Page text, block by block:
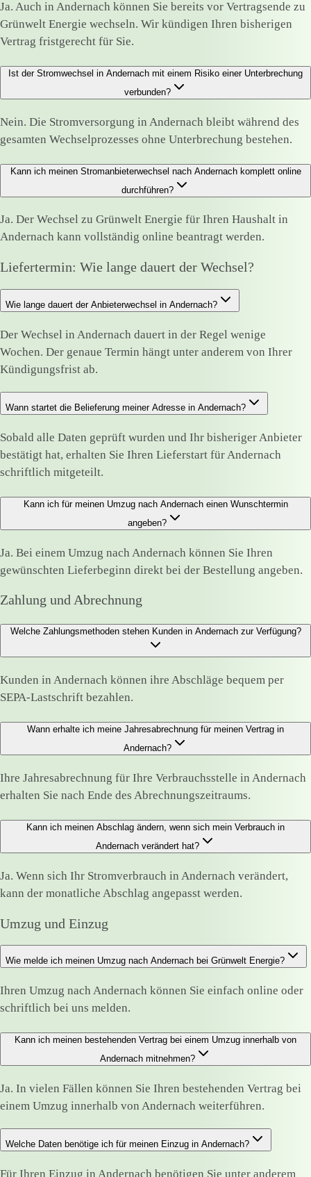
Ja. Auch in Andernach können Sie bereits vor Vertragsende zu
Grünwelt Energie wechseln. Wir kündigen Ihren bisherigen
Vertrag fristgerecht für Sie.
Ist der Stromwechsel in Andernach mit einem Risiko einer Unterbrechung
verbunden?
Nein. Die Stromversorgung in Andernach bleibt während des
gesamten Wechselprozesses ohne Unterbrechung bestehen.
Kann ich meinen Stromanbieterwechsel nach Andernach komplett online
durchführen?
Ja. Der Wechsel zu Grünwelt Energie für Ihren Haushalt in
Andernach kann vollständig online beantragt werden.
Liefertermin: Wie lange dauert der Wechsel?
Wie lange dauert der Anbieterwechsel in Andernach?
Der Wechsel in Andernach dauert in der Regel wenige
Wochen. Der genaue Termin hängt unter anderem von Ihrer
Kündigungsfrist ab.
Wann startet die Belieferung meiner Adresse in Andernach?
Sobald alle Daten geprüft wurden und Ihr bisheriger Anbieter
bestätigt hat, erhalten Sie Ihren Lieferstart für Andernach
schriftlich mitgeteilt.
Kann ich für meinen Umzug nach Andernach einen Wunschtermin
angeben?
Ja. Bei einem Umzug nach Andernach können Sie Ihren
gewünschten Lieferbeginn direkt bei der Bestellung angeben.
Zahlung und Abrechnung
Welche Zahlungsmethoden stehen Kunden in Andernach zur Verfügung?
Kunden in Andernach können ihre Abschläge bequem per
SEPA-Lastschrift bezahlen.
Wann erhalte ich meine Jahresabrechnung für meinen Vertrag in
Andernach?
Ihre Jahresabrechnung für Ihre Verbrauchsstelle in Andernach
erhalten Sie nach Ende des Abrechnungszeitraums.
Kann ich meinen Abschlag ändern, wenn sich mein Verbrauch in
Andernach verändert hat?
Ja. Wenn sich Ihr Stromverbrauch in Andernach verändert,
kann der monatliche Abschlag angepasst werden.
Umzug und Einzug
Wie melde ich meinen Umzug nach Andernach bei Grünwelt Energie?
Ihren Umzug nach Andernach können Sie einfach online oder
schriftlich bei uns melden.
Kann ich meinen bestehenden Vertrag bei einem Umzug innerhalb von
Andernach mitnehmen?
Ja. In vielen Fällen können Sie Ihren bestehenden Vertrag bei
einem Umzug innerhalb von Andernach weiterführen.
Welche Daten benötige ich für meinen Einzug in Andernach?
Für Ihren Einzug in Andernach benötigen Sie unter anderem